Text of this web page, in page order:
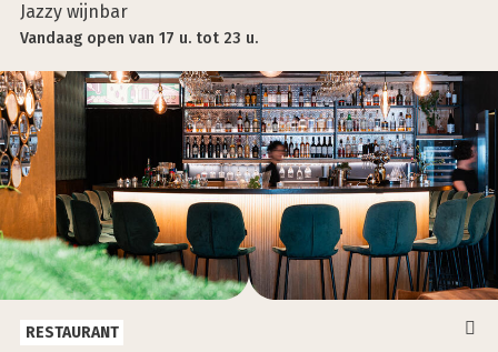
Jazzy wijnbar
Vandaag open van 17 u. tot 23 u.
RESTAURANT